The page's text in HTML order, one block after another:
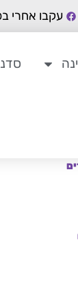
עקבו אחרי